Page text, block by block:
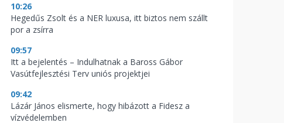
10:26
Hegedűs Zsolt és a NER luxusa, itt biztos nem szállt
por a zsírra
09:57
Itt a bejelentés – Indulhatnak a Baross Gábor
Vasútfejlesztési Terv uniós projektjei
09:42
Lázár János elismerte, hogy hibázott a Fidesz a
vízvédelemben